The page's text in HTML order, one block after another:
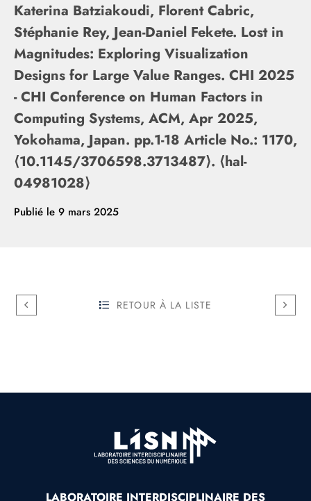
Katerina Batziakoudi, Florent Cabric,
Stéphanie Rey, Jean-Daniel Fekete. Lost in
Magnitudes: Exploring Visualization
Designs for Large Value Ranges. CHI 2025
- CHI Conference on Human Factors in
Computing Systems, ACM, Apr 2025,
Yokohama, Japan. pp.1-18 Article No.: 1170,
⟨10.1145/3706598.3713487⟩. ⟨hal-
04981028⟩
Publié le 9 mars 2025
RETOUR À LA LISTE
LABORATOIRE INTERDISCIPLINAIRE DES